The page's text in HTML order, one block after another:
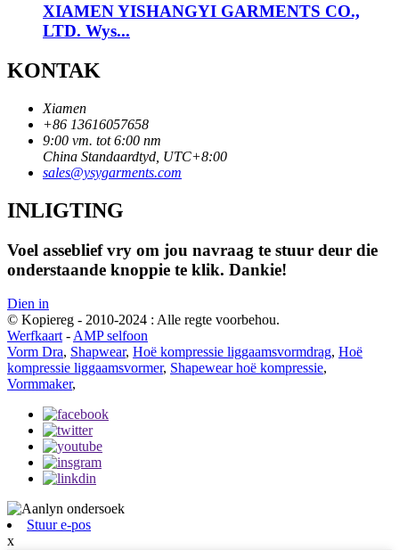
XIAMEN YISHANGYI GARMENTS CO.,
LTD. Wys...
KONTAK
Xiamen
+86 13616057658
9:00 vm. tot 6:00 nm
China Standaardtyd, UTC+8:00
sales@ysygarments.com
INLIGTING
Voel asseblief vry om jou navraag te stuur deur die
onderstaande knoppie te klik. Dankie!
Dien in
© Kopiereg - 2010-2024 : Alle regte voorbehou.
Werfkaart-AMP selfoon
Vorm Dra, Shapwear, Hoë kompressie liggaamsvormdrag, Hoë
kompressie liggaamsvormer, Shapewear hoë kompressie,
Vormmaker,
Stuur e-pos
x